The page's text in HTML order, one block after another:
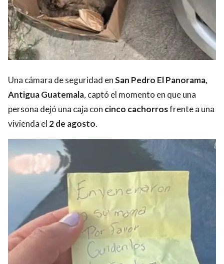
Una cámara de seguridad enSan Pedro El Panorama,
Antigua Guatemala, captó el momento en que una
persona dejó una caja con cinco cachorrosfrente a una
vivienda el 2 de agosto.